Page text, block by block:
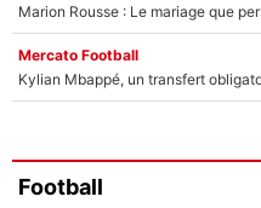
Marion Rousse : Le mariage que
Mercato Football
Kylian Mbappé, un transfert
Football